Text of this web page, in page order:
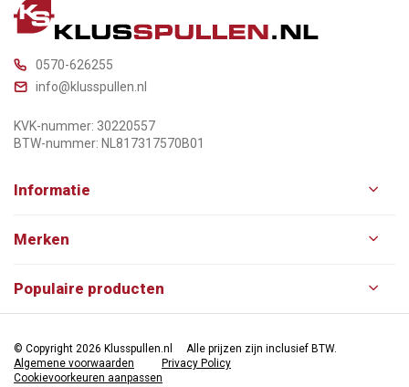
0570-626255
info@klusspullen.nl
KVK-nummer: 30220557
BTW-nummer: NL817317570B01
Informatie
Merken
Populaire producten
© Copyright 2026 Klusspullen.nl
Alle prijzen zijn inclusief BTW.
Algemene voorwaarden
Privacy Policy
Cookievoorkeuren aanpassen